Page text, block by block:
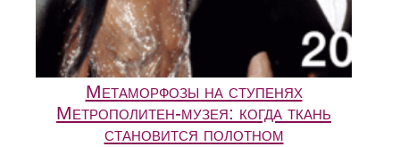
Метаморфозы на ступенях
Метрополитен-музея: когда ткань
становится полотном